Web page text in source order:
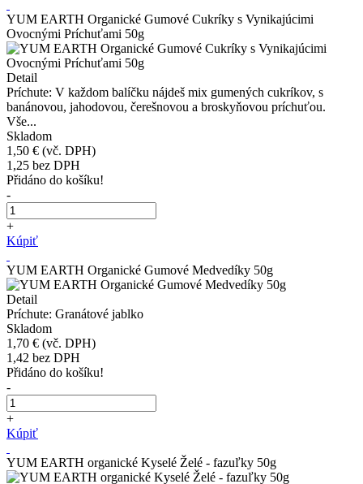
YUM EARTH Organické Gumové Cukríky s Vynikajúcimi
Ovocnými Príchuťami 50g
Detail
Príchute: V každom balíčku nájdeš mix gumených cukríkov, s
banánovou, jahodovou, čerešnovou a broskyňovou príchuťou.
Vše...
Skladom
1,50 € (vč. DPH)
1,25 bez DPH
Přidáno do košíku!
-
+
Kúpiť
YUM EARTH Organické Gumové Medvedíky 50g
Detail
Príchute: Granátové jablko
Skladom
1,70 € (vč. DPH)
1,42 bez DPH
Přidáno do košíku!
-
+
Kúpiť
YUM EARTH organické Kyselé Želé - fazuľky 50g